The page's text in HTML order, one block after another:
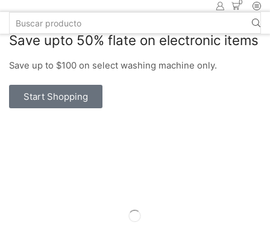
0
Save upto 50% flate on electronic items
Save up to $100 on select washing machine only.
Start Shopping